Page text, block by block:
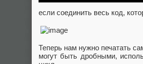
если соединить весь код,
Теперь нам нужно печатать
могут быть дробными,